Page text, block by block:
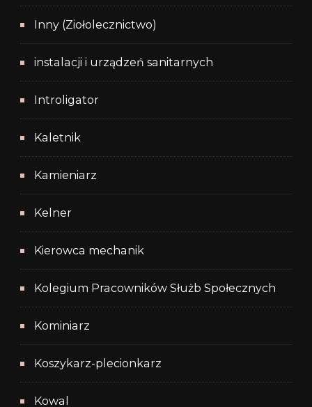
Inny (Ziołolecznictwo)
instalacji i urządzeń sanitarnych
Introligator
Kaletnik
Kamieniarz
Kelner
Kierowca mechanik
Kolegium Pracowników Służb Społecznych
Kominiarz
Koszykarz-plecionkarz
Kowal